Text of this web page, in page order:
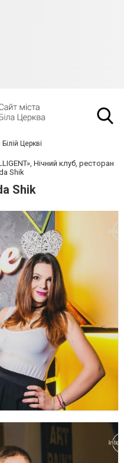
Церкві
Нічний клуб, ресторан
Shik
Shik